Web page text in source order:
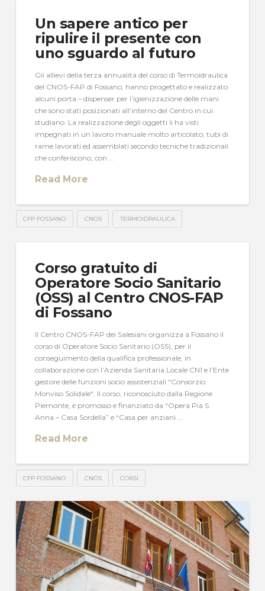
Un sapere antico per
ripulire il presente con
uno sguardo al futuro
Gli allievi della terza annualità del corso di Termoidraulica
del CNOS-FAP di Fossano, hanno progettato e realizzato
alcuni porta – dispenser per l’igienizzazione delle mani
che sono stati posizionati all’interno del Centro in cui
studiano. La realizzazione degli oggetti li ha visti
impegnati in un lavoro manuale molto articolato; tubi di
rame lavorati ed assemblati secondo tecniche tradizionali
che conferiscono, con …
Read More
CFP FOSSANO CNOS TERMOIDRAULICA
Corso gratuito di
Operatore Socio Sanitario
(OSS) al Centro CNOS-FAP
di Fossano
Il Centro CNOS-FAP dei Salesiani organizza a Fossano il
corso di Operatore Socio Sanitario (OSS), per il
conseguimento della qualifica professionale, in
collaborazione con l’Azienda Sanitaria Locale CN1 e l’Ente
gestore delle funzioni socio assistenziali “Consorzio
Monviso Solidale“. Il corso, riconosciuto dalla Regione
Piemonte, è promosso e finanziato da “Opera Pia S.
Anna – Casa Sordella” e “Casa per anziani …
Read More
CFP FOSSANO CNOS CORSI